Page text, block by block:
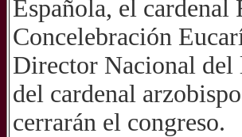
Española, el
Concelebración
Director Nacional del
del cardenal
cerrarán el congreso.